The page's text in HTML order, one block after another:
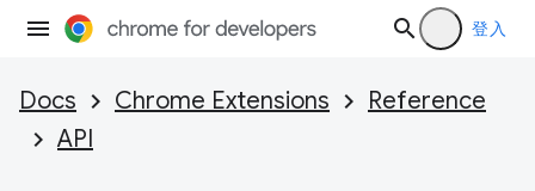
登入
Docs Chrome Extensions
Reference
API